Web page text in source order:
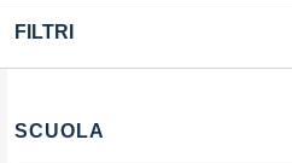
FILTRI
Filtri
SCUOLA